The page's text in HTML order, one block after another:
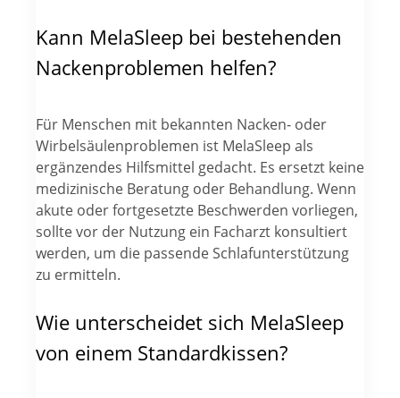
Kann MelaSleep bei bestehenden
Nackenproblemen helfen?
Für Menschen mit bekannten Nacken- oder
Wirbelsäulenproblemen ist MelaSleep als
ergänzendes Hilfsmittel gedacht. Es ersetzt keine
medizinische Beratung oder Behandlung. Wenn
akute oder fortgesetzte Beschwerden vorliegen,
sollte vor der Nutzung ein Facharzt konsultiert
werden, um die passende Schlafunterstützung
zu ermitteln.
Wie unterscheidet sich MelaSleep
von einem Standardkissen?